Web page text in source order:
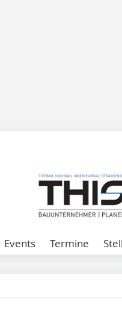
Events Termine